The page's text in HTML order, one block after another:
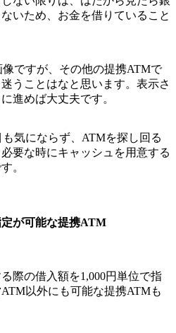
いため、お金を借りていること
像ですが、その他の提携ATMで
うことはなと思います。表示さ
進めば大丈夫です。
気にならず、ATMを探し回る
要な時にキャッシュを用意する
。
が可能な提携ATM
際の借入額を1,000円単位で指
以外にも可能な提携ATMも